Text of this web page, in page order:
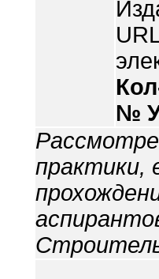
№
практики,